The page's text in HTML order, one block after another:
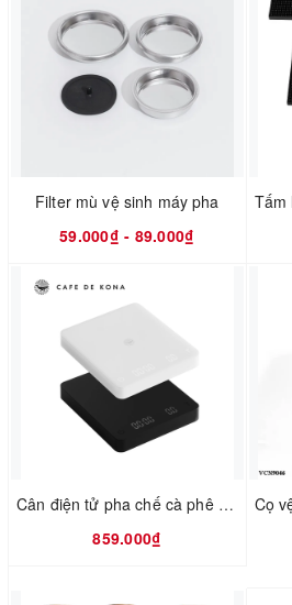
Filter mù vệ sinh máy pha
59.000₫ - 89.000₫
Cân điện tử pha chế cà phê có đếm giờ màn hình LED CAFE DE KONA
859.000₫